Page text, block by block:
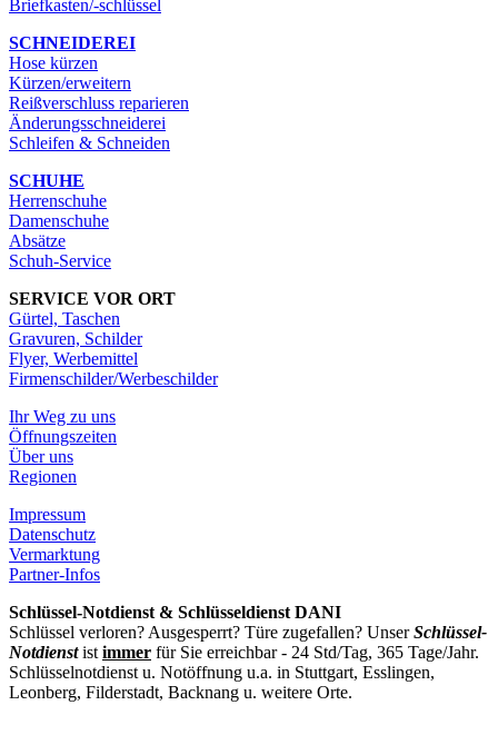
Briefkasten/-schlüssel
SCHNEIDEREI
Hose kürzen
Kürzen/erweitern
Reißverschluss reparieren
Änderungsschneiderei
Schleifen & Schneiden
SCHUHE
Herrenschuhe
Damenschuhe
Absätze
Schuh-Service
SERVICE VOR ORT
Gürtel, Taschen
Gravuren, Schilder
Flyer, Werbemittel
Firmenschilder/Werbeschilder
Ihr Weg zu uns
Öffnungszeiten
Über uns
Regionen
Impressum
Datenschutz
Vermarktung
Partner-Infos
Schlüssel-Notdienst & Schlüsseldienst DANI
Schlüssel verloren? Ausgesperrt? Türe zugefallen? UnserSchlüssel-
Notdienstist immer für Sie erreichbar - 24 Std/Tag, 365 Tage/Jahr.
Schlüsselnotdienst u. Notöffnung u.a. in Stuttgart, Esslingen,
Leonberg, Filderstadt, Backnang u. weitere Orte.